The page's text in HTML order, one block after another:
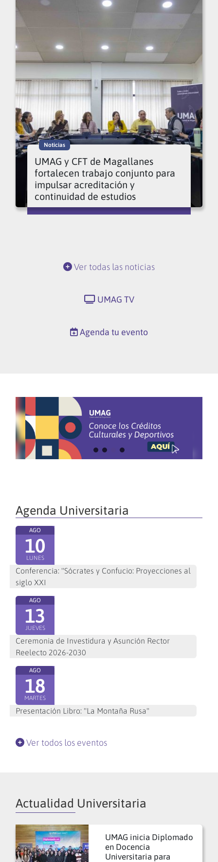
Noticias
UMAG y CFT de Magallanes
fortalecen trabajo conjunto para
impulsar acreditación y
continuidad de estudios
Ver todas las noticias
UMAG TV
Agenda tu evento
Agenda Universitaria
AGO
10
LUNES
Conferencia: "Sócrates y Confucio: Proyecciones al
siglo XXI
AGO
13
JUEVES
Ceremonia de Investidura y Asunción Rector
Reelecto 2026-2030
AGO
18
MARTES
Presentación Libro: "La Montaña Rusa"
Ver todos los eventos
Actualidad Universitaria
UMAG inicia Diplomado
en Docencia
Universitaria para